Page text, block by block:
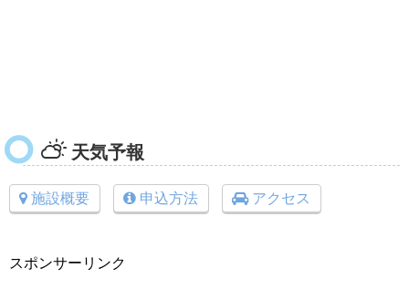
天気予報
施設概要 申込方法 アクセス
スポンサーリンク